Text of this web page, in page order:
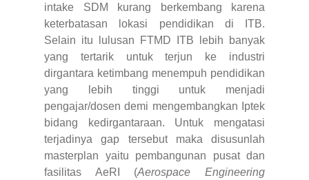
intake SDM kurang berkembang karena
keterbatasan lokasi pendidikan di ITB.
Selain itu lulusan FTMD ITB lebih banyak
yang tertarik untuk terjun ke industri
dirgantara ketimbang menempuh pendidikan
yang lebih tinggi untuk menjadi
pengajar/dosen demi mengembangkan Iptek
bidang kedirgantaraan. Untuk mengatasi
terjadinya gap tersebut maka disusunlah
masterplan yaitu pembangunan pusat dan
fasilitas AeRI (Aerospace Engineering